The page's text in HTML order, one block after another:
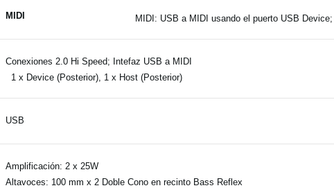
MIDI MIDI: USB a MIDI usando el puerto USB
Conexiones 2.0 Hi Speed; Intefaz USB a MIDI
1 x Device (Posterior), 1 x Host (Posterior)
USB
Amplificación: 2 x 25W
Altavoces: 100 mm x 2 Doble Cono en recinto Bass Reflex